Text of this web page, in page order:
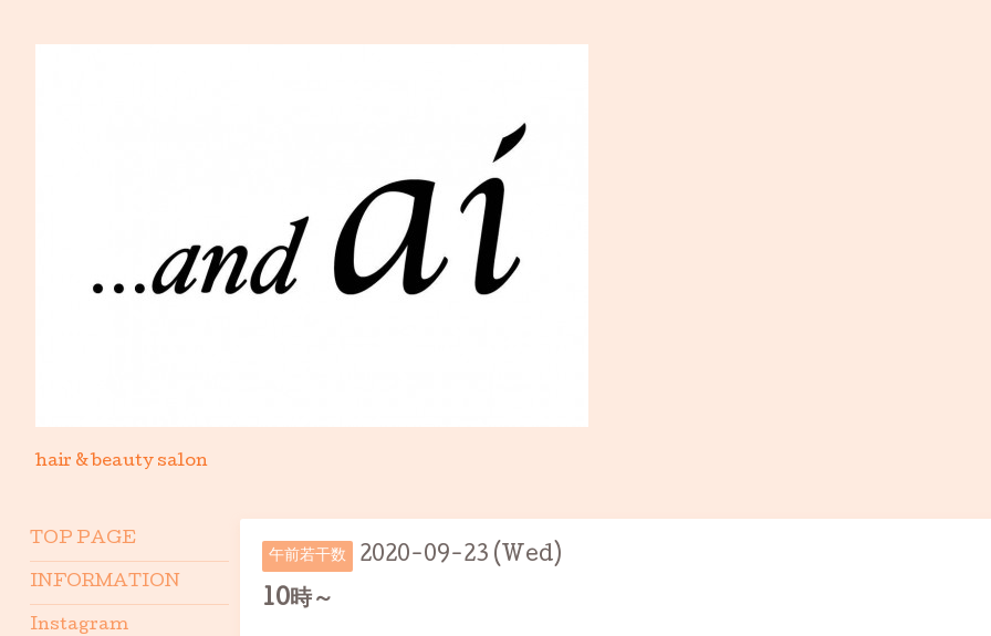
hair & beauty salon
午前若干数 2020-09-23 (Wed)
10時～
TOP PAGE
INFORMATION
Instagram